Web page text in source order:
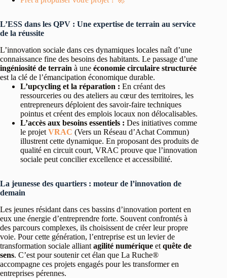
L’ESS dans les QPV : Une expertise de terrain au service
de la réussite
L’innovation sociale dans ces dynamiques locales naît d’une
connaissance fine des besoins des habitants. Le passage d’une
ingéniosité de terrain à une économie circulaire structurée
est la clé de l’émancipation économique durable.
L’upcycling et la réparation : En créant des
ressourceries ou des ateliers au cœur des territoires, les
entrepreneurs déploient des savoir-faire techniques
pointus et créent des emplois locaux non délocalisables.
L’accès aux besoins essentiels : Des initiatives comme
le projet VRAC (Vers un Réseau d’Achat Commun)
illustrent cette dynamique. En proposant des produits de
qualité en circuit court, VRAC prouve que l’innovation
sociale peut concilier excellence et accessibilité.
La jeunesse des quartiers : moteur de l’innovation de
demain
Les jeunes résidant dans ces bassins d’innovation portent en
eux une énergie d’entreprendre forte. Souvent confrontés à
des parcours complexes, ils choisissent de créer leur propre
voie. Pour cette génération, l’entreprise est un levier de
transformation sociale alliant agilité numérique et quête de
sens. C’est pour soutenir cet élan que La Ruche®
accompagne ces projets engagés pour les transformer en
entreprises pérennes.